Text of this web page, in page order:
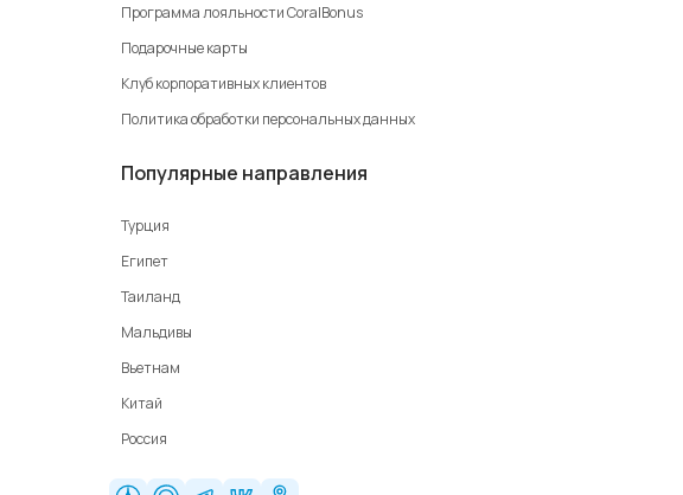
Программа лояльности CoralBonus
Подарочные карты
Клуб корпоративных клиентов
Политика обработки персональных данных
Популярные направления
Турция
Египет
Таиланд
Мальдивы
Вьетнам
Китай
Россия